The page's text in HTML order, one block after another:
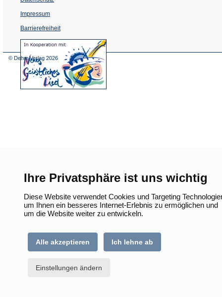
Ihre Privatsphäre ist uns wichtig
Diese Website verwendet Cookies und Targeting
um Ihnen ein besseres Internet-Erlebnis zu ermöglichen und
um die Website weiter zu entwickeln.
Alle akzeptieren Ich lehne ab
Einstellungen ändern
Impressum
Barrierefreiheit
(Öffnet
in
© Dehm Verlag 2026